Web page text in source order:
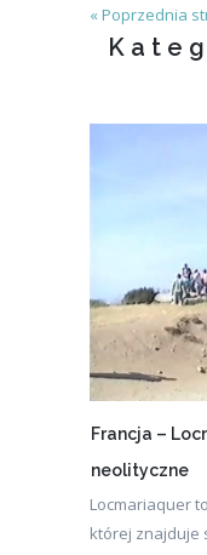
« Poprzednia
Francja –
neolityczne
Locmariaquer
której znajduje